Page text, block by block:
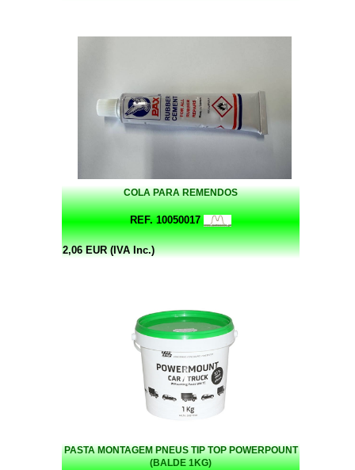
COLA PARA REMENDOS
REF. 10050017
2,06 EUR (IVA Inc.)
PASTA MONTAGEM PNEUS TIP TOP POWERPOUNT
(BALDE 1KG)